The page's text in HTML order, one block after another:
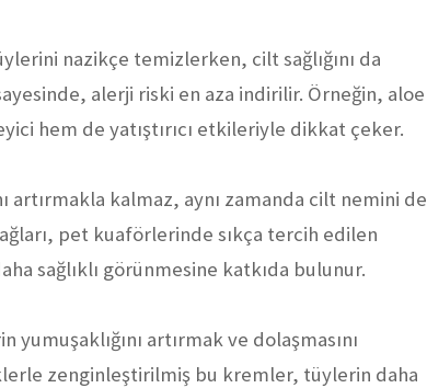
nazikçe temizlerken, cilt sağlığını da
alerji riski en aza indirilir. Örneğin, aloe
hem de yatıştırıcı etkileriyle dikkat çeker.
artırmakla kalmaz, aynı zamanda cilt nemini de
pet kuaförlerinde sıkça tercih edilen
sağlıklı görünmesine katkıda bulunur.
artırmak ve dolaşmasını
zenginleştirilmiş bu kremler, tüylerin daha